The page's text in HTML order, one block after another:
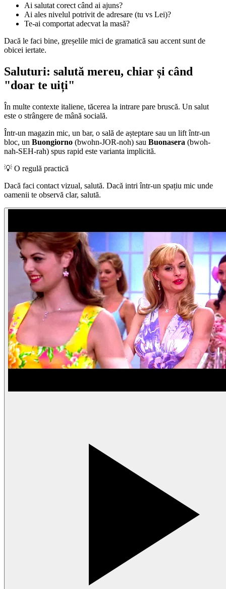
Ai salutat corect când ai ajuns?
Ai ales nivelul potrivit de adresare (tu vs Lei)?
Te-ai comportat adecvat la masă?
Dacă le faci bine, greșelile mici de gramatică sau accent sunt de
obicei iertate.
Saluturi: salută mereu, chiar și când
"doar te uiți"
În multe contexte italiene, tăcerea la intrare pare bruscă. Un salut
este o strângere de mână socială.
Într-un magazin mic, un bar, o sală de așteptare sau un lift într-un
bloc, un Buongiorno (bwohn-JOR-noh) sau Buonasera (bwoh-
nah-SEH-rah) spus rapid este varianta implicită.
💡 O regulă practică
Dacă faci contact vizual, salută. Dacă intri într-un spațiu mic unde
oamenii te observă clar, salută.